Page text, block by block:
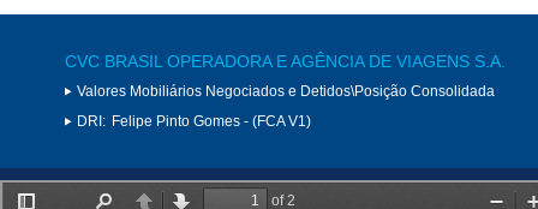
CVC BRASIL OPERADORA E AGÊNCIA DE VIAGENS S.A.
Valores Mobiliários Negociados e Detidos\Posição Consolidada
DRI: Felipe Pinto Gomes - (FCA V1)